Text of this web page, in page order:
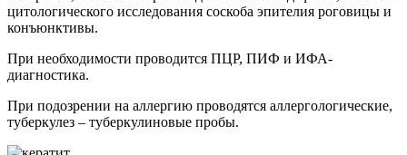
цитологического исследования соскоба эпителия роговицы и
конъюнктивы.
При необходимости проводится ПЦР, ПИФ и ИФА-
диагностика.
При подозрении на аллергию проводятся аллергологические,
туберкулез – туберкулиновые пробы.